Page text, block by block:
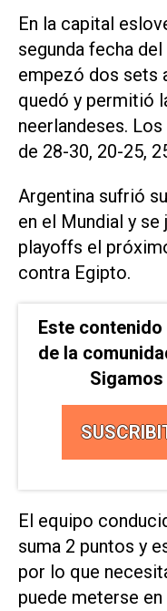
En la capital
segunda fecha
empezó dos sets
quedó y permitió
neerlandeses.
de 28-30, 20-25,
Argentina sufrió
en el Mundial y
playoffs el
contra Egipto.
Este
de la
El equipo
suma 2 puntos y
por lo que
puede meterse